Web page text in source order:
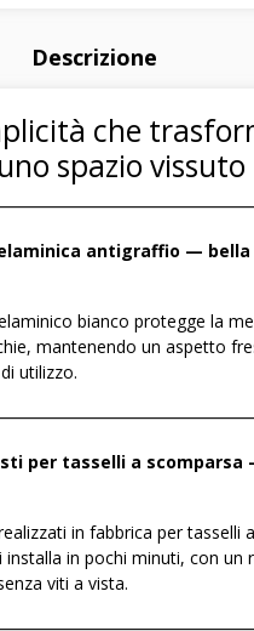
Descrizione
che
spazio vissuto
antigraffio —
bianco protegge la
mantenendo un aspetto
utilizzo.
per tasselli a
in fabbrica per tasselli
installa in pochi minuti, con un
viti a vista.